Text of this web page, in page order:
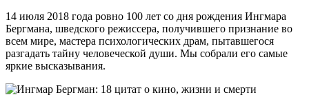
14 июля 2018 года ровно 100 лет со дня рождения Ингмара
Бергмана, шведского режиссера, получившего признание во
всем мире, мастера психологических драм, пытавшегося
разгадать тайну человеческой души. Мы собрали его самые
яркие высказывания.